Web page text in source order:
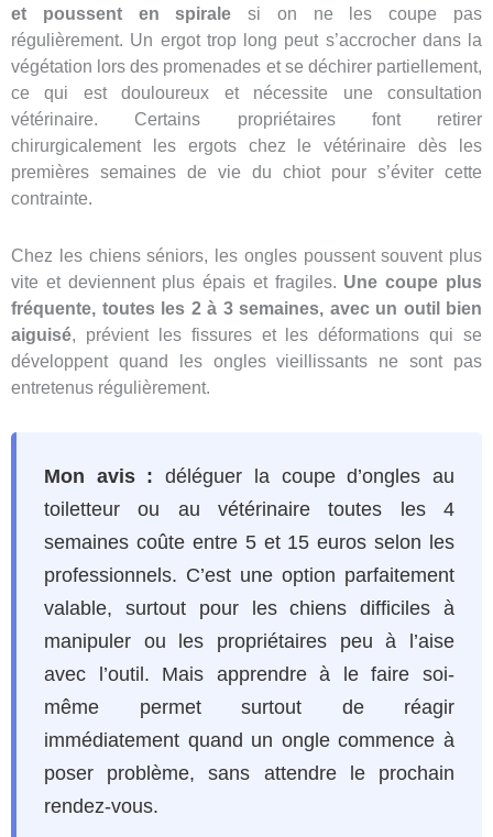
et poussent en spirale si on ne les coupe pas
régulièrement. Un ergot trop long peut s’accrocher dans la
végétation lors des promenades et se déchirer partiellement,
ce qui est douloureux et nécessite une consultation
vétérinaire. Certains propriétaires font retirer
chirurgicalement les ergots chez le vétérinaire dès les
premières semaines de vie du chiot pour s’éviter cette
contrainte.
Chez les chiens séniors, les ongles poussent souvent plus
vite et deviennent plus épais et fragiles. Une coupe plus
fréquente, toutes les 2 à 3 semaines, avec un outil bien
aiguisé, prévient les fissures et les déformations qui se
développent quand les ongles vieillissants ne sont pas
entretenus régulièrement.
Mon avis : déléguer la coupe d’ongles au
toiletteur ou au vétérinaire toutes les 4
semaines coûte entre 5 et 15 euros selon les
professionnels. C’est une option parfaitement
valable, surtout pour les chiens difficiles à
manipuler ou les propriétaires peu à l’aise
avec l’outil. Mais apprendre à le faire soi-
même permet surtout de réagir
immédiatement quand un ongle commence à
poser problème, sans attendre le prochain
rendez-vous.